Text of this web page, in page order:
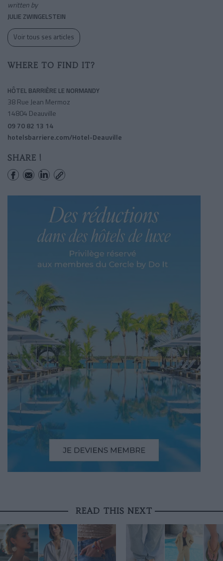
written by
JULIE ZWINGELSTEIN
Voir tous ses articles
WHERE TO FIND IT?
HÔTEL BARRIÈRE LE NORMANDY
38 Rue Jean Mermoz
14804 Deauville
09 70 82 13 14
hotelsbarriere.com/Hotel-Deauville
SHARE !
READ THIS NEXT